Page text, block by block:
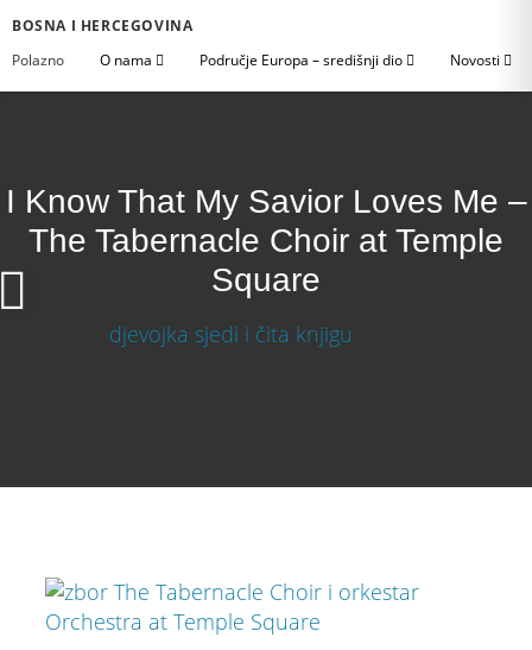
BOSNA I HERCEGOVINA
Polazno
O nama Područje Europa – središnji dio Novosti
I Know That My Savior Loves Me –
The Tabernacle Choir at Temple
Square